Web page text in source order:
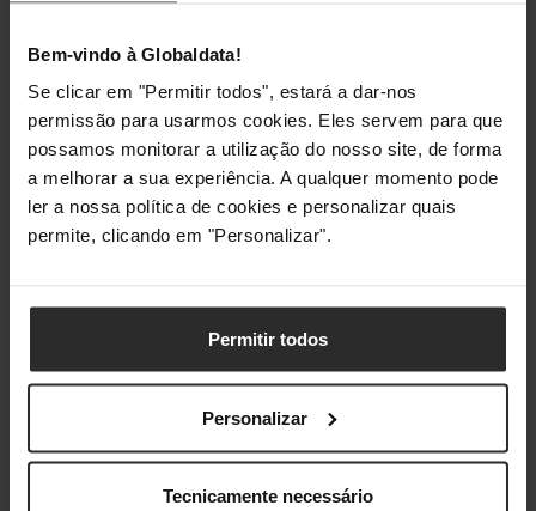
Bem-vindo à Globaldata!
Se clicar em "Permitir todos", estará a dar-nos
permissão para usarmos cookies. Eles servem para que
possamos monitorar a utilização do nosso site, de forma
a melhorar a sua experiência. A qualquer momento pode
ler a nossa política de cookies e personalizar quais
permite, clicando em "Personalizar".
Permitir todos
Personalizar
Tecnicamente necessário
por conjunto
Classificações